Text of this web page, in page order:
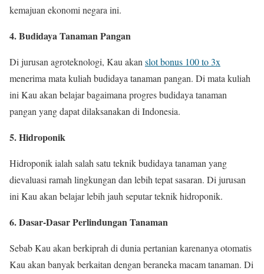
kemajuan ekonomi negara ini.
4. Budidaya Tanaman Pangan
Di jurusan agroteknologi, Kau akan slot bonus 100 to 3x
menerima mata kuliah budidaya tanaman pangan. Di mata kuliah
ini Kau akan belajar bagaimana progres budidaya tanaman
pangan yang dapat dilaksanakan di Indonesia.
5. Hidroponik
Hidroponik ialah salah satu teknik budidaya tanaman yang
dievaluasi ramah lingkungan dan lebih tepat sasaran. Di jurusan
ini Kau akan belajar lebih jauh seputar teknik hidroponik.
6. Dasar-Dasar Perlindungan Tanaman
Sebab Kau akan berkiprah di dunia pertanian karenanya otomatis
Kau akan banyak berkaitan dengan beraneka macam tanaman. Di